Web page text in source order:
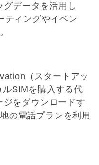
グデータを活用し
ティングやイベン
（スタートアッ
ルSIMを購入する代
をダウンロードす
の電話プランを利用